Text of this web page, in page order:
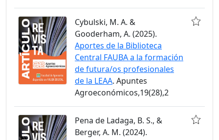
Cybulski, M. A. &
Gooderham, A. (2025).
Aportes de la Biblioteca
Central FAUBA a la formación
de futura/os profesionales
de la LEAA. Apuntes
Agroeconómicos,19(28),2
Pena de Ladaga, B. S., &
Berger, A. M. (2024).